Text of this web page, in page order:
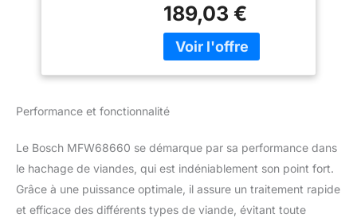
189,03 €
Performance et fonctionnalité
Le Bosch MFW68660 se démarque par sa performance dans
le hachage de viandes, qui est indéniablement son point fort.
Grâce à une puissance optimale, il assure un traitement rapide
et efficace des différents types de viande, évitant toute